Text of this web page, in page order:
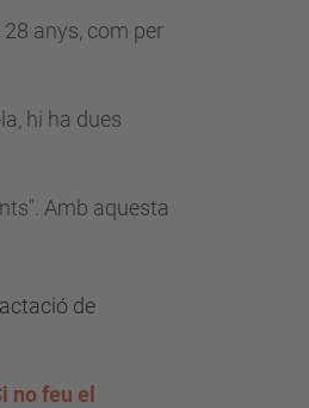
anys, com per
hi ha dues
Amb aquesta
de
no feu el